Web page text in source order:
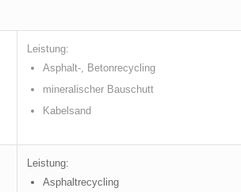
Leistung:
Asphalt-, Betonrecycling
mineralischer Bauschutt
Kabelsand
Leistung:
Asphaltrecycling